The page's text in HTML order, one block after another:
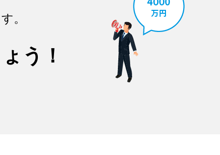
。
う！